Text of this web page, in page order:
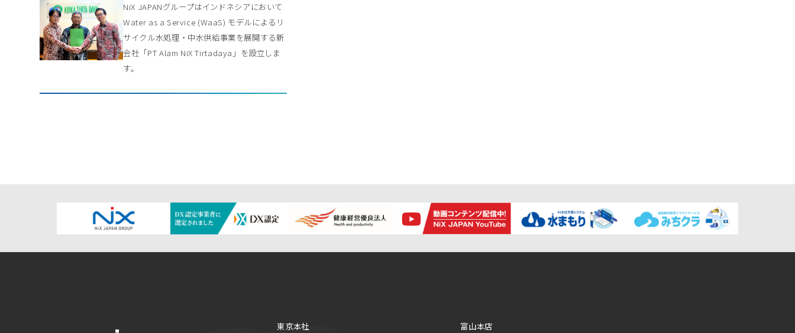
NiX JAPANグループはインドネシアにおいて
Water as a Service (WaaS) モデルによるリ
サイクル水処理・中水供給事業を展開する新
会社「PT Alam NiX Tirtadaya」を設立しま
す。
東京本社
富山本店